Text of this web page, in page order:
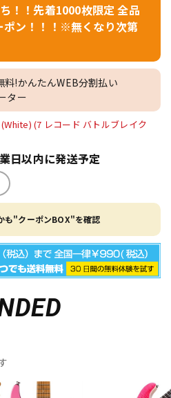
！！先着1000枚限定 全品
ポン！！！※無くなり次第
!かんたんWEB分割払い
ター
(7 レコード バトルブレイク
日以内に発送予定
も"クーポンBOX"を確認